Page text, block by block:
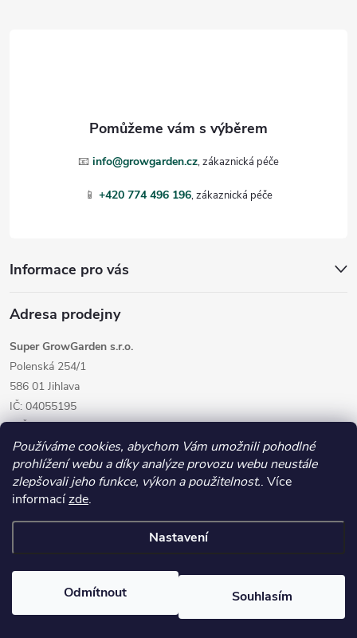
Používáme cookies, abychom Vám umožnili pohodlné
prohlížení webu a díky analýze provozu webu neustále
zlepšovali jeho funkce, výkon a použitelnost.. Více
informacízde.
Nastavení
Odmítnout Souhlasím
📧 info@growgarden.cz
📱 +420 774 496 196
Informace pro vás
Adresa prodejny
Super GrowGarden s.r.o.
Polenská 254/1
586 01 Jihlava
IČ: 04055195
DIČ: CZ04055195
GrowGarden.cz. Všechna práva vyhrazena.